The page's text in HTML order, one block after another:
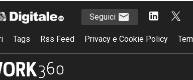
Seguici
Tags Rss Feed Privacy e Cookie Policy